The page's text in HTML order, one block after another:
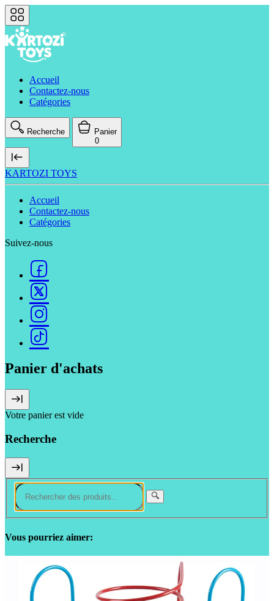
Accueil
Contactez-nous
Catégories
Recherche
Panier
0
KARTOZI TOYS
Accueil
Contactez-nous
Catégories
Suivez-nous
Panier d'achats
Votre panier est vide
Recherche
Vous pourriez aimer: